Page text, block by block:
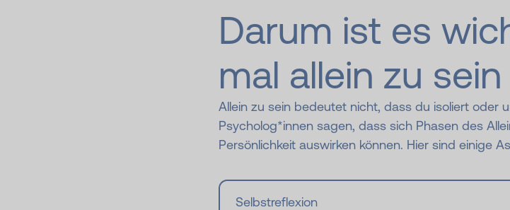
Darum ist es
mal allein zu sein
Allein zu sein bedeutet nicht, dass du isoliert oder
Psycholog*innen sagen, dass sich Phasen des
Persönlichkeit auswirken können. Hier sind einige
Selbstreflexion